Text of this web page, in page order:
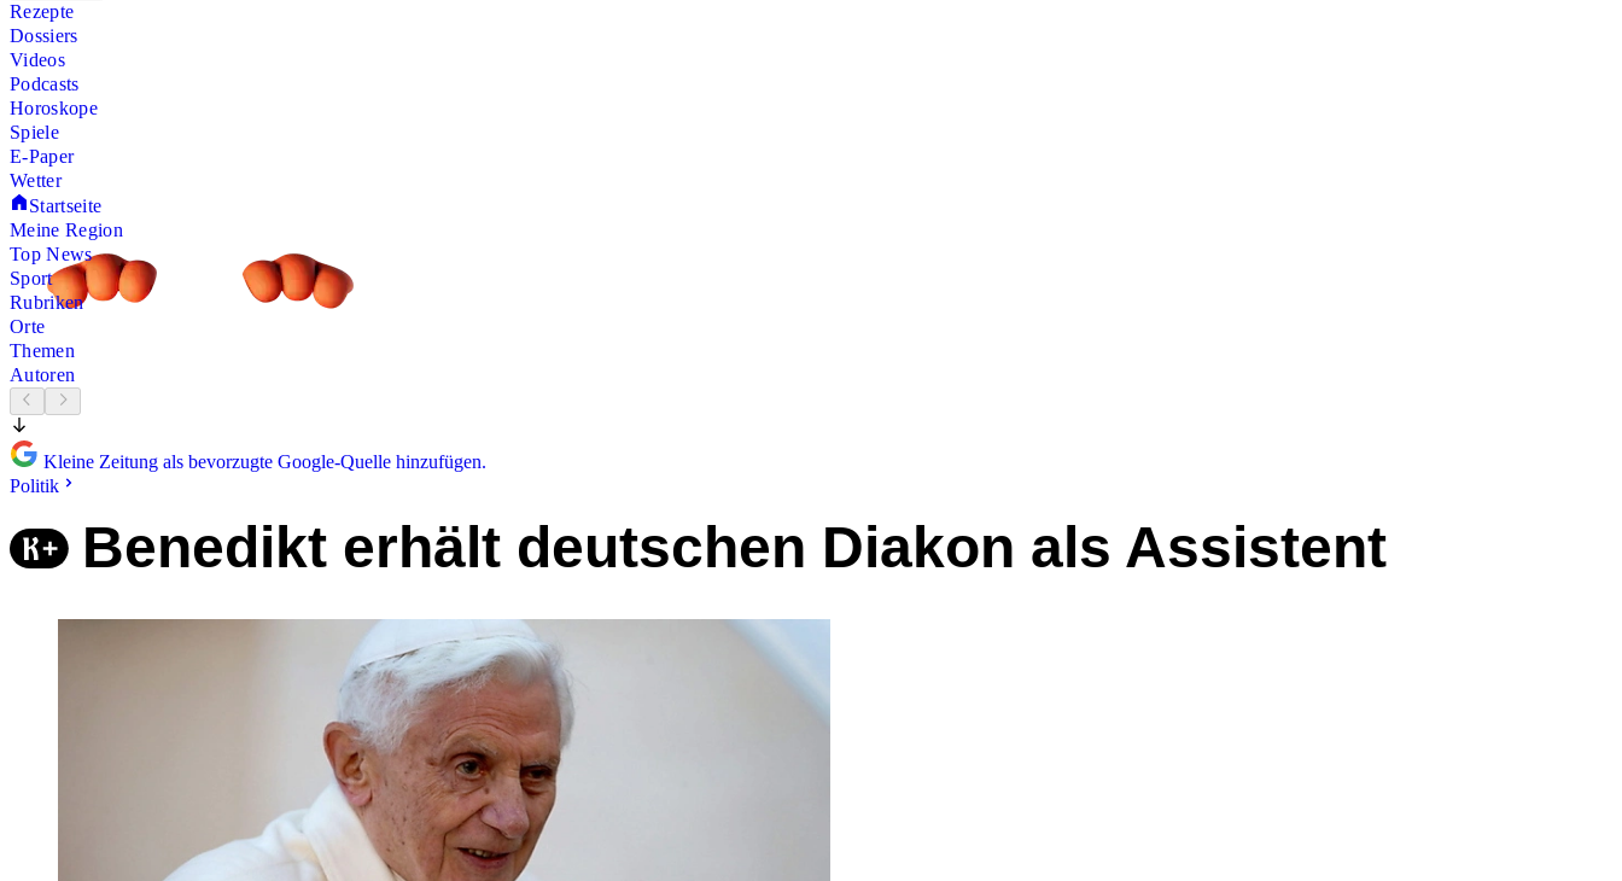
Rezepte
Dossiers
Videos
Podcasts
Horoskope
Spiele
E-Paper
Wetter
Startseite
Meine Region
Top News
Sport
Rubriken
Orte
Themen
Autoren
Kleine Zeitung als bevorzugte Google-Quelle hinzufügen.
Politik
Benedikt erhält deutschen Diakon als Assistent